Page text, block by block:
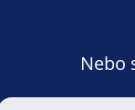
Nebo